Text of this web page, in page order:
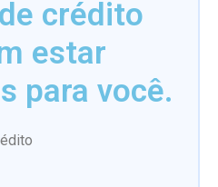
crédito
estar
para você.